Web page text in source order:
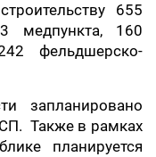
655
медпункта, 160
фельдшерско-
запланировано
Также в рамках
планируется